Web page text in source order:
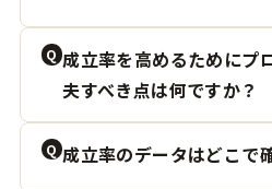
Q 成立率を高めるためにプ
夫すべき点は何ですか？
Q 成立率のデータはどこで